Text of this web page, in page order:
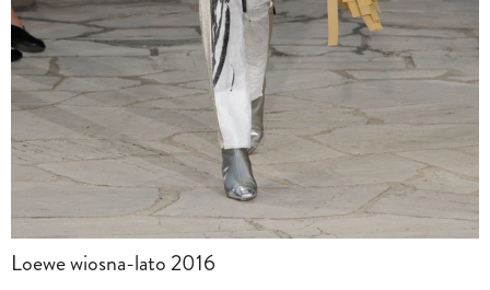
Loewe wiosna-lato 2016